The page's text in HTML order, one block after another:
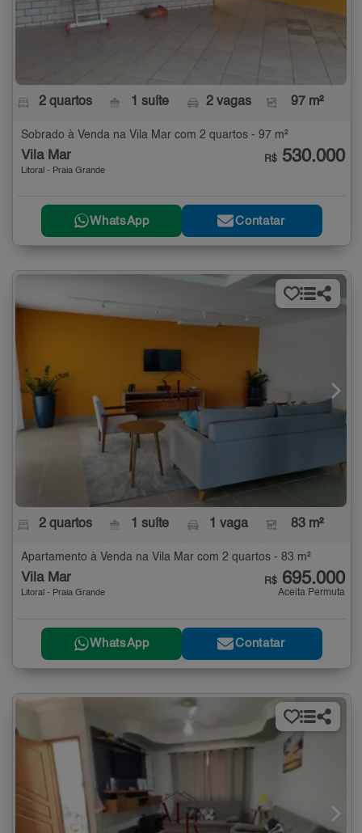
2 quartos 1 suíte 2 vagas 97 m²
Sobrado à Venda na Vila Mar com 2 quartos - 97 m²
Vila Mar
Litoral - Praia Grande
R$ 530.000
WhatsApp Contatar
2 quartos 1 suíte 1 vaga 83 m²
Apartamento à Venda na Vila Mar com 2 quartos - 83 m²
Vila Mar
Litoral - Praia Grande
R$ 695.000
Aceita Permuta
WhatsApp Contatar